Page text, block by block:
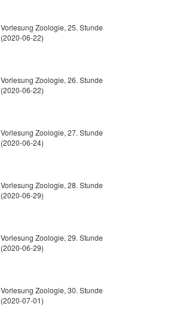
Vorlesung Zoologie, 25. Stunde
(2020-06-22)
Vorlesung Zoologie, 26. Stunde
(2020-06-22)
Vorlesung Zoologie, 27. Stunde
(2020-06-24)
Vorlesung Zoologie, 28. Stunde
(2020-06-29)
Vorlesung Zoologie, 29. Stunde
(2020-06-29)
Vorlesung Zoologie, 30. Stunde
(2020-07-01)